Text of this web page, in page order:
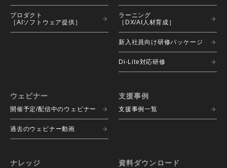
プロダクト
［AIソフトウェア提供］
ラーニング
［DX/AI人材育成］
新入社員向け研修パッケージ
Di-Lite対応研修
ウェビナー
開催予定/配信中のウェビナー
過去のウェビナー動画
支援事例
支援事例一覧
ナレッジ 資料ダウンロード